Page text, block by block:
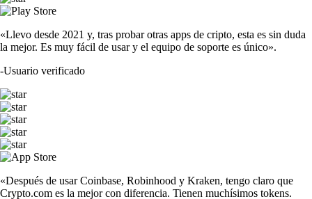
«Llevo desde 2021 y, tras probar otras apps de cripto, esta es sin duda
la mejor. Es muy fácil de usar y el equipo de soporte es único».
-Usuario verificado
«Después de usar Coinbase, Robinhood y Kraken, tengo claro que
Crypto.com es la mejor con diferencia. Tienen muchísimos tokens.